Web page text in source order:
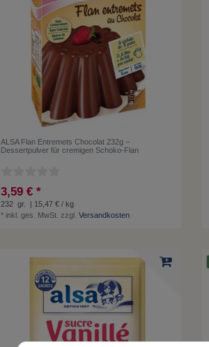
ALSA Flan Entremets Chocolat 232g –
Dessertpulver für cremigen Schoko-Flan
3,59 € *
232 gr.
| 15,47 € / kg
* inkl. ges. MwSt. zzgl.Versandkosten